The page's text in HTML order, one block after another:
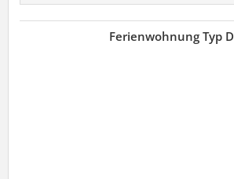
Ferienwohnung Typ D